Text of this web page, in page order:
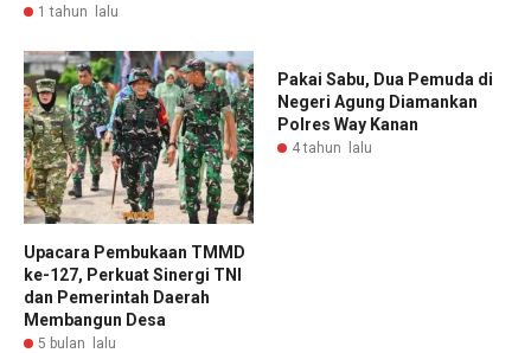
1 tahun lalu
Upacara Pembukaan TMMD
ke-127, Perkuat Sinergi TNI
dan Pemerintah Daerah
Membangun Desa
5 bulan lalu
Pakai Sabu, Dua Pemuda di
Negeri Agung Diamankan
Polres Way Kanan
4 tahun lalu